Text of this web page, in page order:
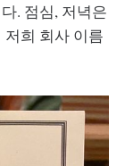
. 점심, 저녁은
희 회사 이름